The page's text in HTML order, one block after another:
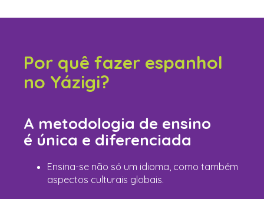
Por quê fazer espanhol
no Yázigi?
A metodologia de ensino
é única e diferenciada
Ensina-se não só um idioma, como também
aspectos culturais globais.